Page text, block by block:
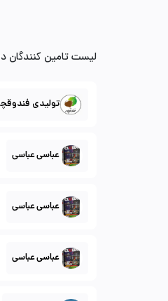
لیست تامین کنندگان
تولیدی
عباسی عباسی
عباسی عباسی
عباسی عباسی